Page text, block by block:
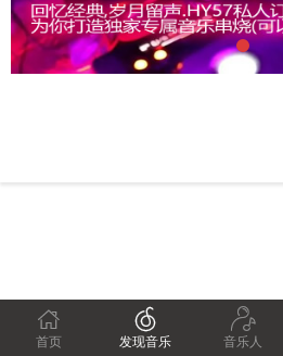

首页

发现音乐

音乐人